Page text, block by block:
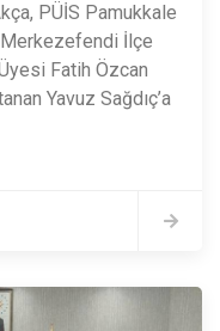
PÜİS Pamukkale
Merkezefendi İlçe
Fatih Özcan
Yavuz Sağdıç’a